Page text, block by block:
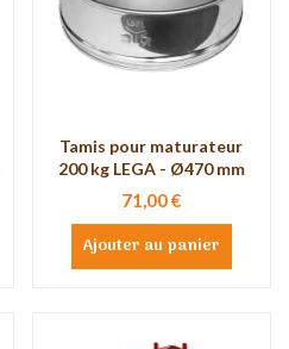
Tamis pour maturateur
200 kg LEGA - Ø470 mm
71,00 €
Ajouter au panier